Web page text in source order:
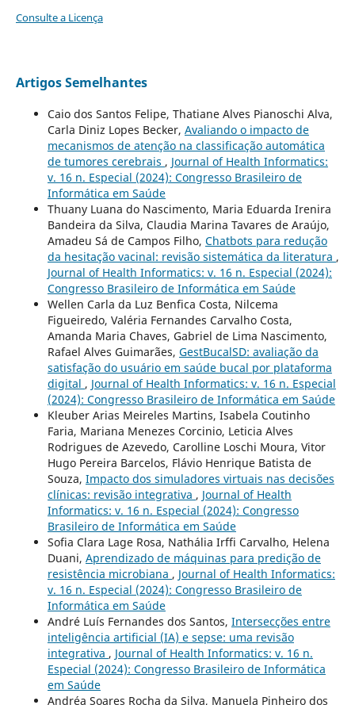
Consulte a Licença
Artigos Semelhantes
Caio dos Santos Felipe, Thatiane Alves Pianoschi Alva,
Carla Diniz Lopes Becker, Avaliando o impacto de
mecanismos de atenção na classificação automática
de tumores cerebrais , Journal of Health Informatics:
v. 16 n. Especial (2024): Congresso Brasileiro de
Informática em Saúde
Thuany Luana do Nascimento, Maria Eduarda Irenira
Bandeira da Silva, Claudia Marina Tavares de Araújo,
Amadeu Sá de Campos Filho, Chatbots para redução
da hesitação vacinal: revisão sistemática da literatura ,
Journal of Health Informatics: v. 16 n. Especial (2024):
Congresso Brasileiro de Informática em Saúde
Wellen Carla da Luz Benfica Costa, Nilcema
Figueiredo, Valéria Fernandes Carvalho Costa,
Amanda Maria Chaves, Gabriel de Lima Nascimento,
Rafael Alves Guimarães, GestBucalSD: avaliação da
satisfação do usuário em saúde bucal por plataforma
digital , Journal of Health Informatics: v. 16 n. Especial
(2024): Congresso Brasileiro de Informática em Saúde
Kleuber Arias Meireles Martins, Isabela Coutinho
Faria, Mariana Menezes Corcinio, Leticia Alves
Rodrigues de Azevedo, Carolline Loschi Moura, Vitor
Hugo Pereira Barcelos, Flávio Henrique Batista de
Souza, Impacto dos simuladores virtuais nas decisões
clínicas: revisão integrativa , Journal of Health
Informatics: v. 16 n. Especial (2024): Congresso
Brasileiro de Informática em Saúde
Sofia Clara Lage Rosa, Nathália Irffi Carvalho, Helena
Duani, Aprendizado de máquinas para predição de
resistência microbiana , Journal of Health Informatics:
v. 16 n. Especial (2024): Congresso Brasileiro de
Informática em Saúde
André Luís Fernandes dos Santos, Intersecções entre
inteligência artificial (IA) e sepse: uma revisão
integrativa , Journal of Health Informatics: v. 16 n.
Especial (2024): Congresso Brasileiro de Informática
em Saúde
Andréa Soares Rocha da Silva, Manuela Pinheiro dos